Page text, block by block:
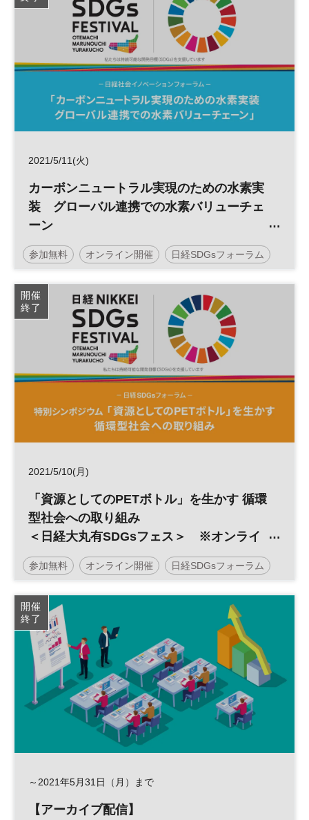
2021/5/11(火)
カーボンニュートラル実現のための水素実
装 グローバル連携での水素バリューチェ
ーン
＜日経大丸有SDGsフェス＞ ※オンライ
ン配信
参加無料 オンライン開催 日経SDGsフォーラム
SDGs 水素
日経社会イノベーションフォーラム
開催
終了
2021/5/10(月)
「資源としてのPETボトル」を生かす 循環
型社会への取り組み
＜日経大丸有SDGsフェス＞ ※オンライ
ン配信
参加無料 オンライン開催 日経SDGsフォーラム
SDGs
開催
終了
～2021年5月31日（月）まで
【アーカイブ配信】